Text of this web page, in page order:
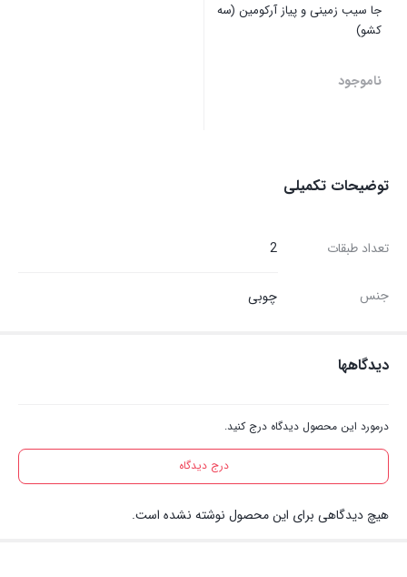
جا سیب زمینی و پیاز آرکومین (سه
کشو)
ناموجود
توضیحات تکمیلی
تعداد طبقات 2
جنس چوبی
دیدگاهها
درمورد این محصول دیدگاه درج کنید.
درج دیدگاه
هیچ دیدگاهی برای این محصول نوشته نشده است.